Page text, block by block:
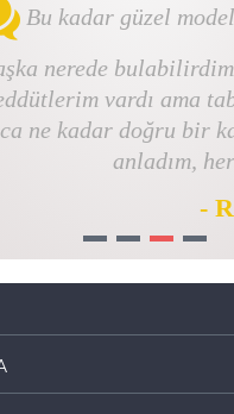
Bu kadar güzel
nerede
vardı ama
ne kadar doğru bir
anladım,
-
1 2 3 4